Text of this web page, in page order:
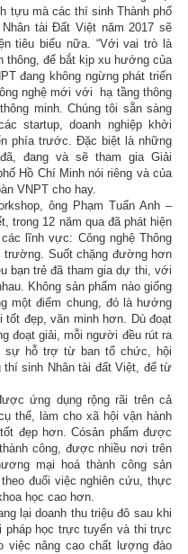
tựu mà các thí sinh Thành phố
tài Đất Việt năm 2017 sẽ
tiêu biểu nữa. “Với vai trò là
thông, để bắt kịp xu hướng của
đang không ngừng phát triển
nghệ mới với hạ tầng thông
minh. Chúng tôi sẵn sàng
startup, doanh nghiệp khởi
phía trước. Đặc biệt là những
đang và sẽ tham gia Giải
Hồ Chí Minh nói riêng và của
VNPT cho hay.
ông Phạm Tuấn Anh –
trong 12 năm qua đã phát hiện
lĩnh vực: Công nghệ Thông
Suốt chặng đường hơn
bạn trẻ đã tham gia dự thi, với
Không sản phẩm nào giống
một điểm chung, đó là hướng
đẹp, văn minh hơn. Dù đoạt
đoạt giải, mỗi người đều rút ra
sự hỗ trợ từ ban tổ chức, hội
thí sinh Nhân tài đất Việt, để từ
ứng dụng rộng rãi trên cả
thể, làm cho xã hội vận hành
đẹp hơn. Cósản phẩm được
công, được nhiều nơi trên
mại hoá thành công sản
đuổi việc nghiên cứu, thực
học cao hơn.
lại doanh thu triệu đô sau khi
pháp học trực tuyến và thi trực
việc nâng cao chất lượng đào